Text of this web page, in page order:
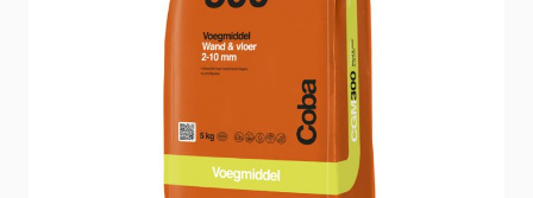
X 5 KG CGM300 STEENGRIJS COB 1E
COBCGM300265
Coba